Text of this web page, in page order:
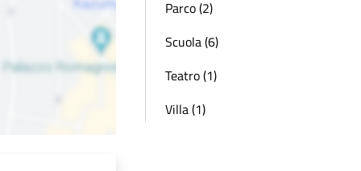
Parco (2)
Scuola (6)
Teatro (1)
Villa (1)